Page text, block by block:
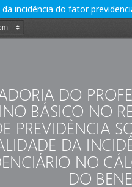
incidência do fator